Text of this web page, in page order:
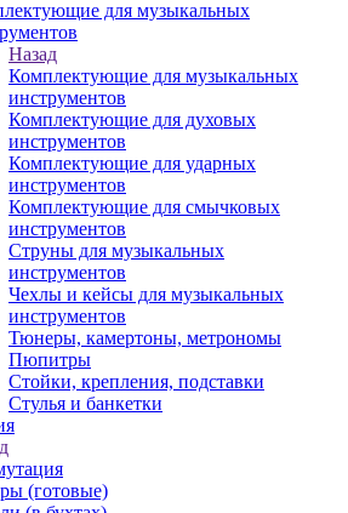
для музыкальных
Назад
Комплектующие для музыкальных
инструментов
Комплектующие для духовых
инструментов
Комплектующие для ударных
инструментов
Комплектующие для смычковых
инструментов
Струны для музыкальных
инструментов
Чехлы и кейсы для музыкальных
инструментов
Тюнеры, камертоны, метрономы
Пюпитры
Стойки, крепления, подставки
Стулья и банкетки
(готовые)